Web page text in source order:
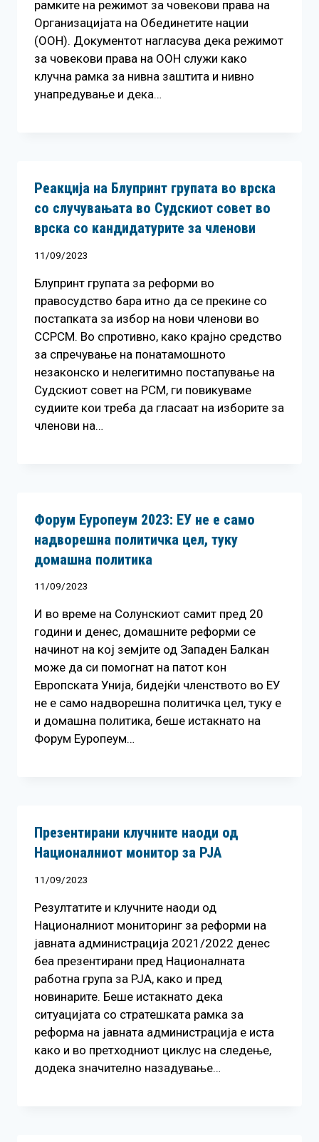
рамките на режимот за човекови права на
Организацијата на Обединетите нации
(ООН). Документот нагласува дека режимот
за човекови права на ООН служи како
клучна рамка за нивна заштита и нивно
унапредување и дека…
Реакција на Блупринт групата во врска
со случувањата во Судскиот совет во
врска со кандидатурите за членови
11/09/2023
Блупринт групата за реформи во
правосудство бара итно да се прекине со
постапката за избор на нови членови во
ССРСМ. Во спротивно, како крајно средство
за спречување на понатамошното
незаконско и нелегитимно постапување на
Судскиот совет на РСМ, ги повикуваме
судиите кои треба да гласаат на изборите за
членови на…
Форум Еуропеум 2023: ЕУ не е само
надворешна политичка цел, туку
домашна политика
11/09/2023
И во време на Солунскиот самит пред 20
години и денес, домашните реформи се
начинот на кој земјите од Западен Балкан
може да си помогнат на патот кон
Европската Унија, бидејќи членството во ЕУ
не е само надворешна политичка цел, туку е
и домашна политика, беше истакнато на
Форум Еуропеум…
Презентирани клучните наоди од
Националниот монитор за РЈА
11/09/2023
Резултатите и клучните наоди од
Националниот мониторинг за реформи на
јавната администрација 2021/2022 денес
беа презентирани пред Националната
работна група за РЈА, како и пред
новинарите. Беше истакнато дека
ситуацијата со стратешката рамка за
реформа на јавната администрација е иста
како и во претходниот циклус на следење,
додека значително назадување…